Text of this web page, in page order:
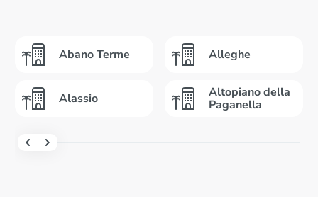
Abano Terme
Alassio
Alleghe
Altopiano della
Paganella